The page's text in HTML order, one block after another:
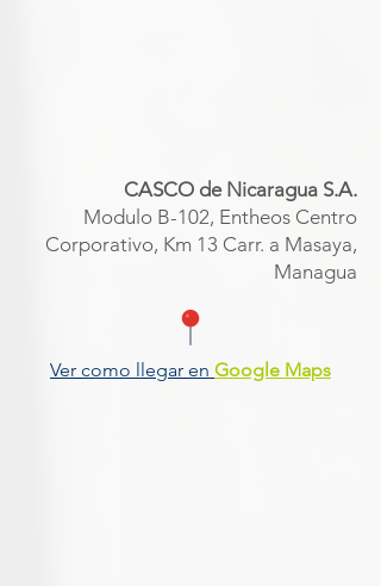
CASCO de Nicaragua S.A.
Modulo B-102, Entheos Centro
Corporativo, Km 13 Carr. a Masaya,
Managua
Ver como llegar en Google Maps